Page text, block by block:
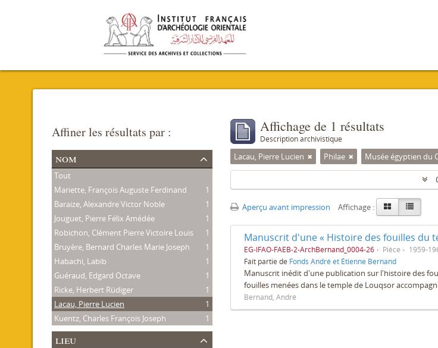
Affiner les résultats par :
nom
Tout
Mariette, François Auguste Ferdinand
1
Baraize, Alexandre Victor Noble
1
Jouguet, Pierre Félix Amédée
1
Robichon, Clément Pierre Victoire Louis
1
Bruyère, Bernard Charles Marie Joseph
1
Habachi, Labib
1
Guéraud, Edgard Octave
1
Ricke, Herbert Rüdiger
1
Lacau, Pierre Lucien
1
Kuentz, Charles François Joseph
1
lieu
Affichage de 1 résultats
Description archivistique
Lacau, Pierre Lucien Philae Musée égyptien du
Aperçu avant impression Affichage :
Manuscrit d'une « Histoire des fouilles du
EG-IFAO-FAEB-2-ArchBernand_0004-26 Pièce
1959-
Fait partie de Fonds André et Étienne Bernand
Manuscrit inédit d'une publication sur l'histoire des
fouilles menées dans le temple de Louqsor
Bernand, André